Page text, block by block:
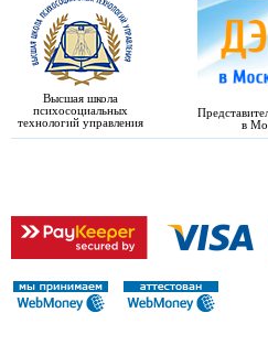
Высшая школа
психосоциальных
технологий управления
в